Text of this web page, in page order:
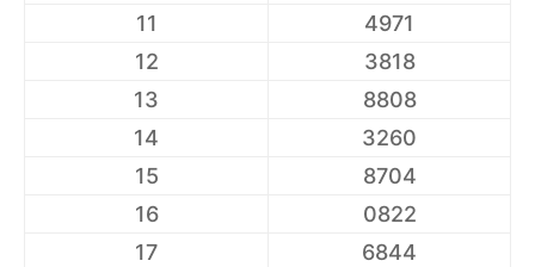
11
4971
12
3818
13
8808
14
3260
15
8704
16
0822
17
6844